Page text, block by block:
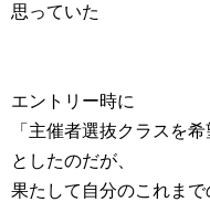
思っていた
エントリー時に
「主催者選抜クラスを希
としたのだが、
果たして自分のこれま